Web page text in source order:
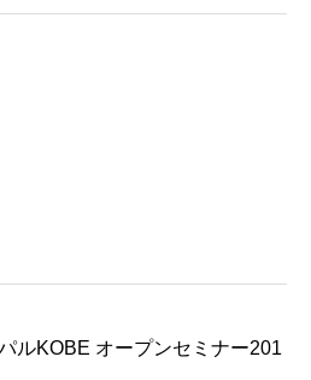
ルKOBE オープンセミナー201